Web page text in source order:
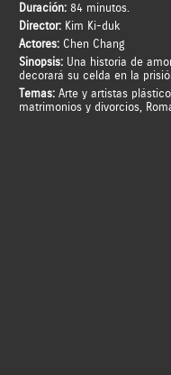
Duración: 84 minutos.
Director: Kim Ki-duk
Actores: Chen Chang
Sinopsis:Una historia de
decorará su celda en la
Temas: Arte y artistas
matrimonios y divorcios,